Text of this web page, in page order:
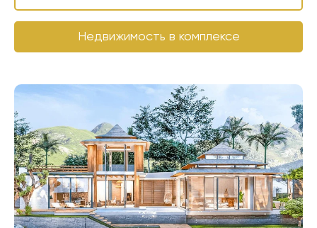
Недвижимость в комплексе